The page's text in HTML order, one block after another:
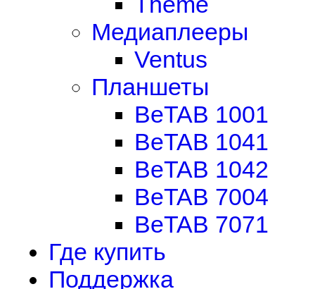
Медиаплееры
Ventus
Планшеты
BeTAB 1001
BeTAB 1041
BeTAB 1042
BeTAB 7004
BeTAB 7071
Где купить
Поддержка